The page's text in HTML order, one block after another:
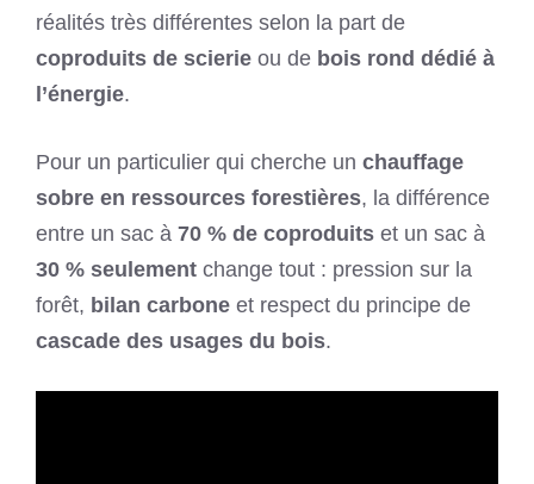
réalités très différentes selon la part de
coproduits de scierie ou de bois rond dédié à
l’énergie.
Pour un particulier qui cherche un chauffage
sobre en ressources forestières, la différence
entre un sac à 70 % de coproduits et un sac à
30 % seulement change tout : pression sur la
forêt, bilan carbone et respect du principe de
cascade des usages du bois.